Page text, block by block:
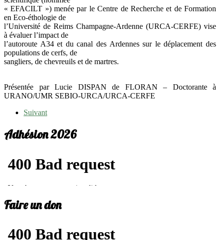
« EFACILT ») menée par le Centre de Recherche et de Formation
en Eco-éthologie de
l’Université de Reims Champagne-Ardenne (URCA-CERFE) vise
à évaluer l’impact de
l’autoroute A34 et du canal des Ardennes sur le déplacement des
populations de cerfs, de
sangliers, de chevreuils et de martres.
Présentée par Lucie DISPAN de FLORAN – Doctorante à
URANO/UMR SEBIO-URCA/URCA-CERFE
Suivant
Adhésion 2026
Faire un don